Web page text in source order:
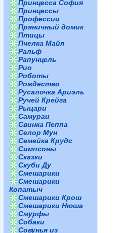
Принцесса София
Принцессы
Профессии
Пряничный домик
Птицы
Пчелка Майя
Ральф
Рапунцель
Рио
Роботы
Рождество
Русалочка Ариэль
Ручей Крейга
Рыцари
Самураи
Свинка Пеппа
Селор Мун
Семейка Крудс
Симпсоны
Сказки
Скуби Ду
Смешарики
Смешарики
Копатыч
Смешарики Крош
Смешарики Нюша
Смурфы
Собаки
Совунья из